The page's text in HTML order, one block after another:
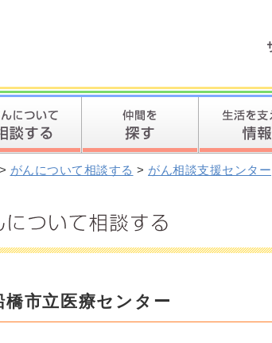
> がんについて相談する > がん相談支援センター
橋市立医療センター